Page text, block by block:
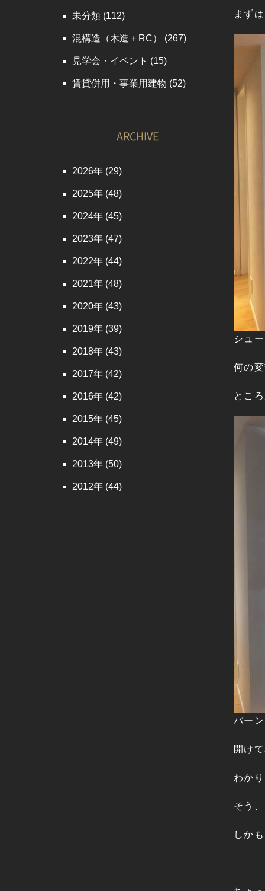
まず
シュ
何の
とこ
バー
開け
わか
そう
しか
未分類 (112)
混構造（木造＋RC） (267)
見学会・イベント (15)
賃貸併用・事業用建物 (52)
ARCHIVE
2026 (29)
2025 (48)
2024 (45)
2023 (47)
2022 (44)
2021 (48)
2020 (43)
2019 (39)
2018 (43)
2017 (42)
2016 (42)
2015 (45)
2014 (49)
2013 (50)
2012 (44)